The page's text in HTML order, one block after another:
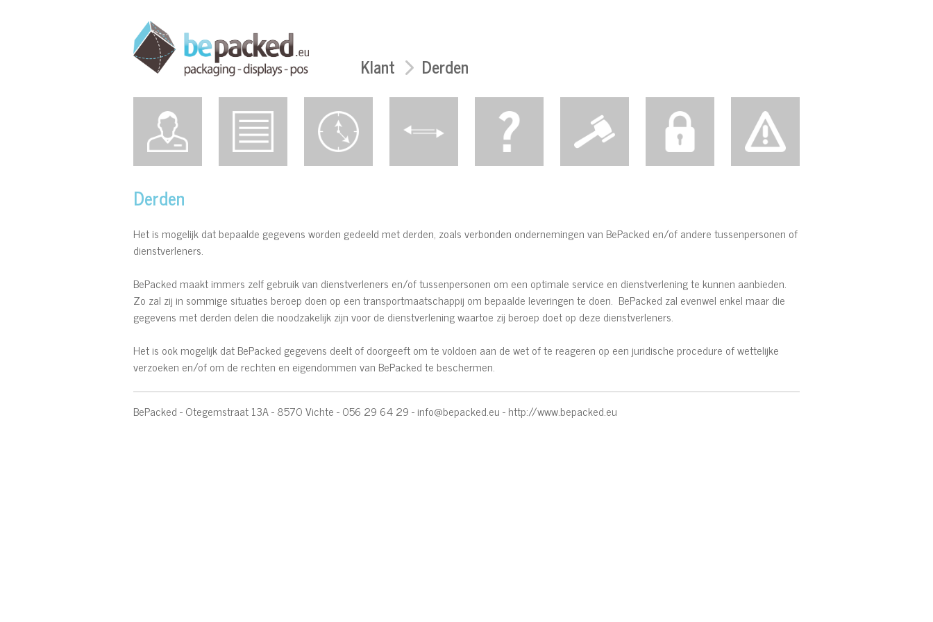
Klant Derden
Derden
Het is mogelijk dat bepaalde gegevens worden gedeeld met derden, zoals verbonden ondernemingen van BePacked en/of andere tussenpersonen of
dienstverleners.
BePacked maakt immers zelf gebruik van dienstverleners en/of tussenpersonen om een optimale service en dienstverlening te kunnen aanbieden.
Zo zal zij in sommige situaties beroep doen op een transportmaatschappij om bepaalde leveringen te doen. BePacked zal evenwel enkel maar die
gegevens met derden delen die noodzakelijk zijn voor de dienstverlening waartoe zij beroep doet op deze dienstverleners.
Het is ook mogelijk dat BePacked gegevens deelt of doorgeeft om te voldoen aan de wet of te reageren op een juridische procedure of wettelijke
verzoeken en/of om de rechten en eigendommen van BePacked te beschermen.
BePacked - Otegemstraat 13A - 8570 Vichte - 056 29 64 29 -info@bepacked.eu-http://www.bepacked.eu